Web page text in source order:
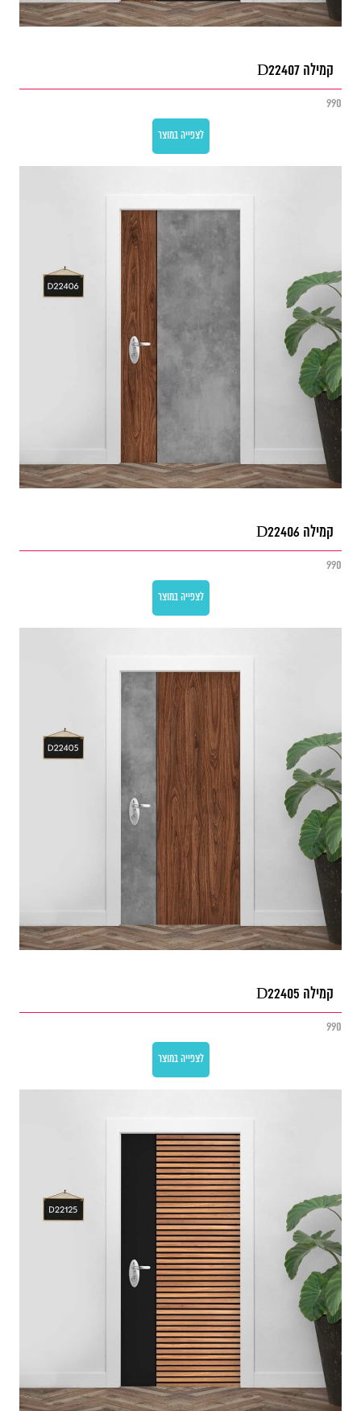
קמילה D22407
990
לצפייה במוצר
קמילה D22406
990
לצפייה במוצר
קמילה D22405
990
לצפייה במוצר